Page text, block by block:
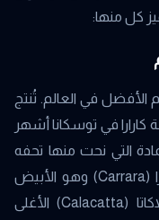
كل منها:
الأفضل في العالم. تُنتج
كارارا في توسكانا أشهر
التي نحت منها تحفه
الخالدة. أشهر أنواع الرخام الإيطالي: كارارا (Carrara) وهو الأبيض
الأيقوني بعروقه الرمادية الرقيقة، وكالاكاتا (Calacatta) الأغلى